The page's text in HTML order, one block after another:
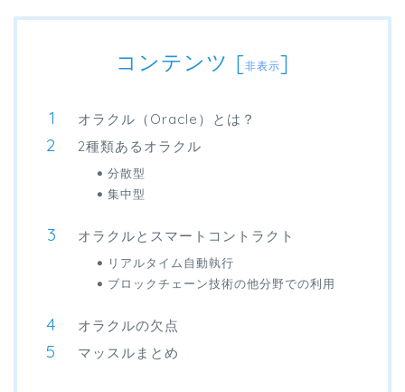
コンテンツ [非表示]
オラクル（Oracle）とは？
2種類あるオラクル
分散型
集中型
オラクルとスマートコントラクト
リアルタイム自動執行
ブロックチェーン技術の他分野での利用
オラクルの欠点
マッスルまとめ